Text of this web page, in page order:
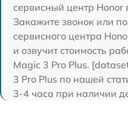
сервисный центр Honor
Закажите звонок или
сервисного центра
и озвучит стоимость
Magic 3 Pro Plus.
3 Pro Plus по нашей
3-4 часа при наличии